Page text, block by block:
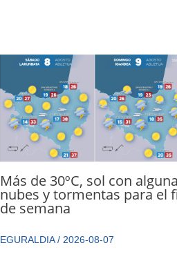
Más de 30ºC, sol con
nubes y tormentas para el
de semana
EGURALDIA/ 2026-08-07